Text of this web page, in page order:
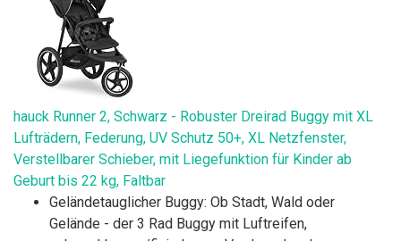
hauck Runner 2, Schwarz - Robuster Dreirad Buggy mit XL
Lufträdern, Federung, UV Schutz 50+, XL Netzfenster,
Verstellbarer Schieber, mit Liegefunktion für Kinder ab
Geburt bis 22 kg, Faltbar
Geländetauglicher Buggy: Ob Stadt, Wald oder
Gelände - der 3 Rad Buggy mit Luftreifen,